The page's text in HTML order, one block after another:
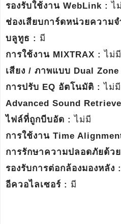
รองรับใช้งาน WebLink :ไ
ช่องเสียบการ์ดหน่วยความ
บลูทูธ : มี
การใช้งาน MIXTRAX :ไม่มี
เสียง / ภาพแบบ Dual
การปรับ EQ อัตโนมัติ :ไม่มี
Advanced Sound
ไฟล์ที่ถูกบีบอัด :ไม่มี
การใช้งาน Time
การรักษาความปลอดภัยด้
รองรับการต่อกล้องมองหลัง :
อีควอไลเซอร์ : มี